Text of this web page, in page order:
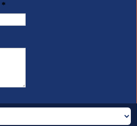
*